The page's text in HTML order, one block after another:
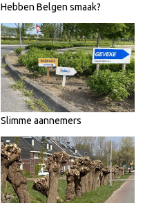
Hebben Belgen smaak?
Slimme aannemers